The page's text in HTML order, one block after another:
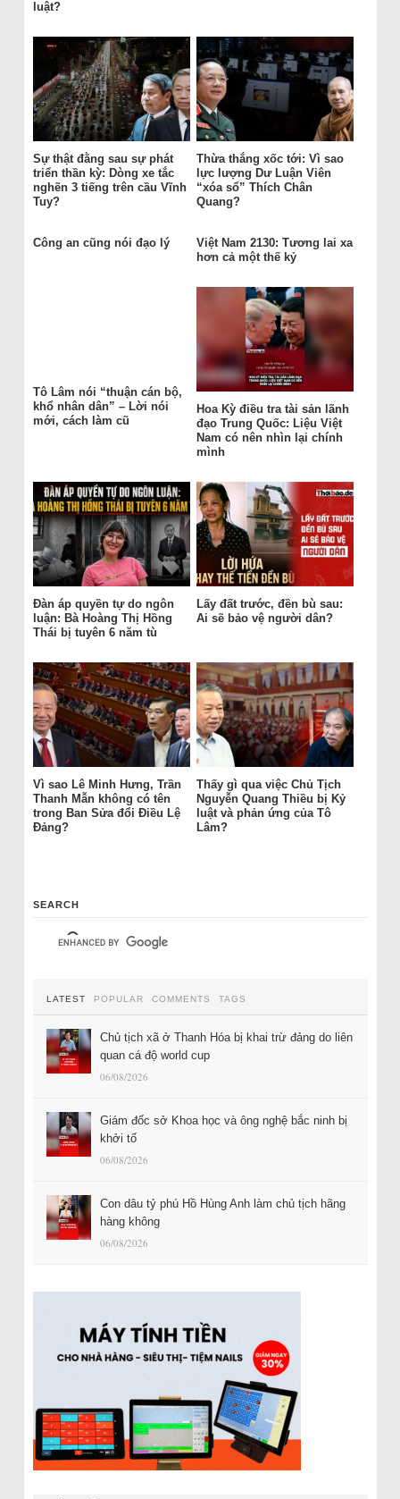
luật?
Sự thật đằng sau sự phát
triển thần kỳ: Dòng xe tắc
nghẽn 3 tiếng trên cầu Vĩnh
Tuy?
Thừa thắng xốc tới: Vì sao
lực lượng Dư Luận Viên
“xóa sổ” Thích Chân
Quang?
Công an cũng nói đạo lý
Việt Nam 2130: Tương lai xa
hơn cả một thế kỷ
Tô Lâm nói “thuận cán bộ,
khổ nhân dân” – Lời nói
mới, cách làm cũ
Hoa Kỳ điều tra tài sản lãnh
đạo Trung Quốc: Liệu Việt
Nam có nên nhìn lại chính
mình
Đàn áp quyền tự do ngôn
luận: Bà Hoàng Thị Hồng
Thái bị tuyên 6 năm tù
Lấy đất trước, đền bù sau:
Ai sẽ bảo vệ người dân?
Vì sao Lê Minh Hưng, Trần
Thanh Mẫn không có tên
trong Ban Sửa đổi Điều Lệ
Đảng?
Thấy gì qua việc Chủ Tịch
Nguyễn Quang Thiều bị Kỷ
luật và phản ứng của Tô
Lâm?
SEARCH
LATEST POPULAR COMMENTS TAGS
Chủ tịch xã ở Thanh Hóa bị khai trừ đảng do liên
quan cá độ world cup
06/08/2026
Giám đốc sở Khoa học và ông nghệ bắc ninh bị
khởi tố
06/08/2026
Con dâu tỷ phú Hồ Hùng Anh làm chủ tịch hãng
hàng không
06/08/2026